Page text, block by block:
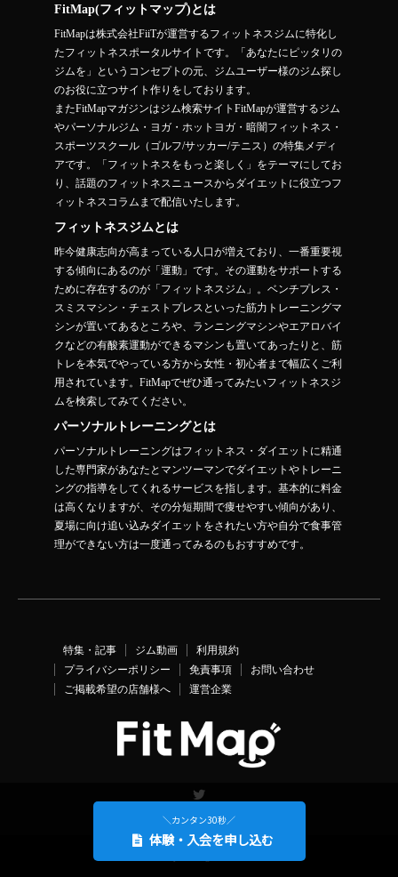
FitMap(フィットマップ)とは
FitMapは株式会社FiiTが運営するフィットネスジムに特化し
たフィットネスポータルサイトです。「あなたにピッタリの
ジムを」というコンセプトの元、ジムユーザー様のジム探し
のお役に立つサイト作りをしております。
またFitMapマガジンはジム検索サイトFitMapが運営するジム
やパーソナルジム・ヨガ・ホットヨガ・暗闇フィットネス・
スポーツスクール（ゴルフ/サッカー/テニス）の特集メディ
アです。「フィットネスをもっと楽しく」をテーマにしてお
り、話題のフィットネスニュースからダイエットに役立つフ
ィットネスコラムまで配信いたします。
フィットネスジムとは
昨今健康志向が高まっている人口が増えており、一番重要視
する傾向にあるのが「運動」です。その運動をサポートする
ために存在するのが「フィットネスジム」。ベンチプレス・
スミスマシン・チェストプレスといった筋力トレーニングマ
シンが置いてあるところや、ランニングマシンやエアロバイ
クなどの有酸素運動ができるマシンも置いてあったりと、筋
トレを本気でやっている方から女性・初心者まで幅広くご利
用されています。FitMapでぜひ通ってみたいフィットネスジ
ムを検索してみてください。
パーソナルトレーニングとは
パーソナルトレーニングはフィットネス・ダイエットに精通
した専門家があなたとマンツーマンでダイエットやトレーニ
ングの指導をしてくれるサービスを指します。基本的に料金
は高くなりますが、その分短期間で痩せやすい傾向があり、
夏場に向け追い込みダイエットをされたい方や自分で食事管
理ができない方は一度通ってみるのもおすすめです。
特集・記事 ジム動画
利用規約
プライバシーポリシー
免責事項
お問い合わせ
ご掲載希望の店舗様へ
運営企業
＼カンタン30秒／
体験・入会を申し込む